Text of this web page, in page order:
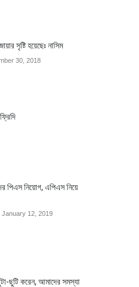
সৃষ্টি হয়েছেঃ নাসিম
30, 2018
পিএস নিয়োগ, এপিএস নিয়ে
January 12, 2019
ছুটি করেন, আমাদের সমস্যা